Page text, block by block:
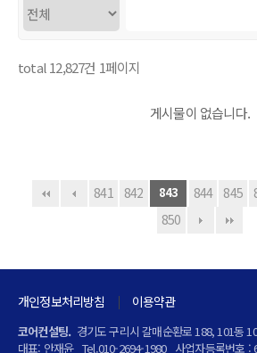
total12,827건 1페이지
게시물이 없습니다.
841
842 843 844 845
850
개인정보처리방침 이용약관
코어컨설팅.경기도 구리시 갈매순환로 188, 101동
대표: 안재윤 Tel.010-2694-1980 사업자등록번호 :